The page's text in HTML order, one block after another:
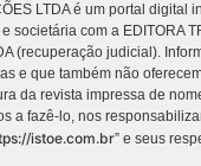
LTDA é um portal digital
societária com a EDITORA
(recuperação judicial).
e que também não
da revista impressa de
a fazê-lo, nos
istoe.com.br” e seus